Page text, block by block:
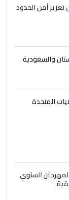
5
عريقة
سل
تعزيز أمن الحدود
والسعودية
المتحدة
السنوي